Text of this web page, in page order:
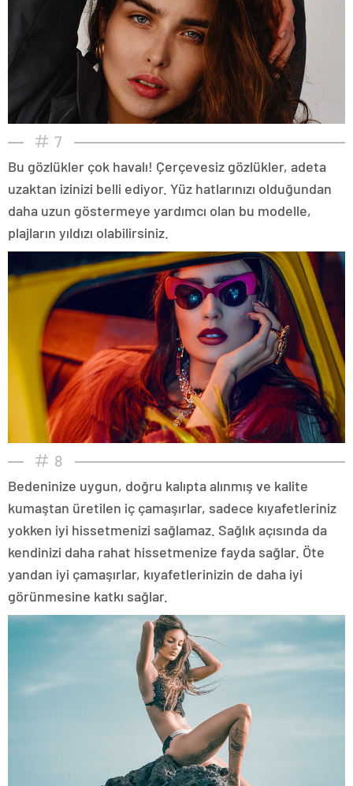
7
Bu gözlükler çok havalı! Çerçevesiz gözlükler, adeta
uzaktan izinizi belli ediyor. Yüz hatlarınızı olduğundan
daha uzun göstermeye yardımcı olan bu modelle,
plajların yıldızı olabilirsiniz.
8
Bedeninize uygun, doğru kalıpta alınmış ve kalite
kumaştan üretilen iç çamaşırlar, sadece kıyafetleriniz
yokken iyi hissetmenizi sağlamaz. Sağlık açısında da
kendinizi daha rahat hissetmenize fayda sağlar. Öte
yandan iyi çamaşırlar, kıyafetlerinizin de daha iyi
görünmesine katkı sağlar.